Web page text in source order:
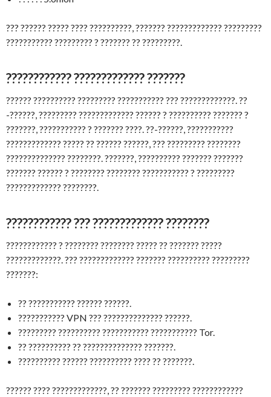
??? ?????? ????? ???? ??????????, ??????? ????????????? ?????????
??????????? ????????? ? ??????? ?? ?????????.
???????????? ????????????? ???????
?????? ?????????? ????????? ??????????? ??? ?????????????. ??
-??????, ????????? ????????????? ?????? ? ?????????? ??????? ?
???????, ??????????? ? ??????? ????. ??-??????, ???????????
????????????? ????? ?? ?????? ??????, ??? ????????? ????????
?????????????? ????????. ???????, ?????????? ??????? ???????
??????? ?????? ? ???????? ???????? ??????????? ? ?????????
????????????? ????????.
???????????? ??? ????????????? ????????
???????????? ? ???????? ???????? ????? ?? ??????? ?????
?????????????. ??? ????????????? ??????? ?????????? ?????????
???????:
?? ??????????? ?????? ??????.
??????????? VPN ??? ?????????????? ??????.
????????? ?????????? ??????????? ??????????? Tor.
?? ?????????? ?? ?????????????? ???????.
?????????? ?????? ?????????? ???? ?? ???????.
?????? ???? ?????????????, ?? ??????? ????????? ????????????